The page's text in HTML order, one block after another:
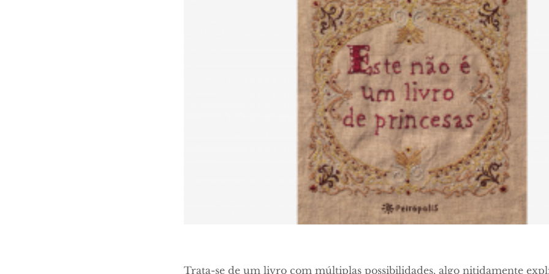
Trata-se de um livro com múltiplas possibilidades, algo nitidamente